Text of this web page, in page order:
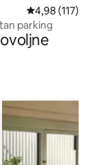
Prosječna
4,98 (117)
parking